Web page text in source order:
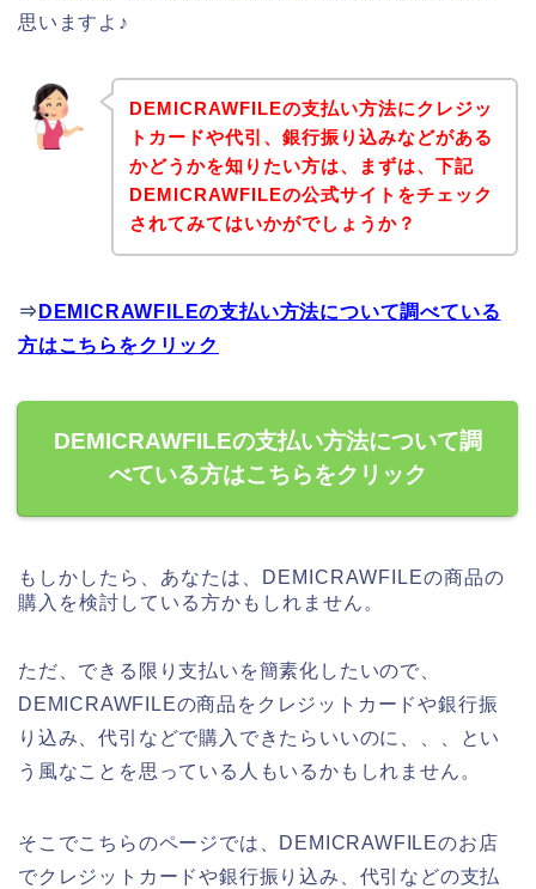
思いますよ♪
DEMICRAWFILEの支払い方法にクレジッ
トカードや代引、銀行振り込みなどがある
かどうかを知りたい方は、まずは、下記
DEMICRAWFILEの公式サイトをチェック
されてみてはいかがでしょうか？
⇒ DEMICRAWFILEの支払い方法について調べている
方はこちらをクリック
DEMICRAWFILEの支払い方法について調
べている方はこちらをクリック
もしかしたら、あなたは、DEMICRAWFILEの商品の
購入を検討している方かもしれません。
ただ、できる限り支払いを簡素化したいので、
DEMICRAWFILEの商品をクレジットカードや銀行振
り込み、代引などで購入できたらいいのに、、、とい
う風なことを思っている人もいるかもしれません。
そこでこちらのページでは、DEMICRAWFILEのお店
でクレジットカードや銀行振り込み、代引などの支払